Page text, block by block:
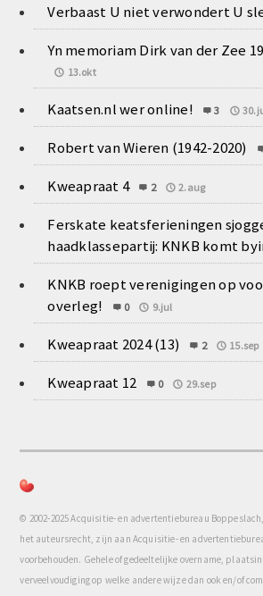
Verbaast U niet verwondert U
Yn memoriam Dirk van der Zee
13.okt
Kaatsen.nl wer online! 3
Robert van Wieren (1942-2020)
Kweapraat 4 2 2.aug
Ferskate keatsferieningen
haadklassepartij: KNKB komt
KNKB roept verenigingen op
overleg!
0 9.jul
Kweapraat 2024 (13) 2 15.sep
Kweapraat 12 0 29.sep
© 2002-2025 Acquisitie- en advertentiebureau
het auteursrecht, zijn aan Acquisitie- en
voorbehouden. Gehele of gedeeltelijke overname,
verveelvoudiging op welke andere wijze dan ook en/of